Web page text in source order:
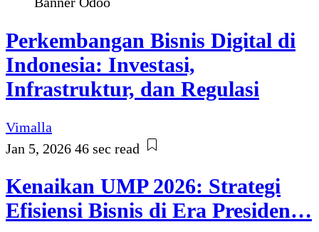
Perkembangan Bisnis Digital di
Indonesia: Investasi,
Infrastruktur, dan Regulasi
Vimalla
Jan 5, 2026 46 sec read
Kenaikan UMP 2026: Strategi
Efisiensi Bisnis di Era Presiden…